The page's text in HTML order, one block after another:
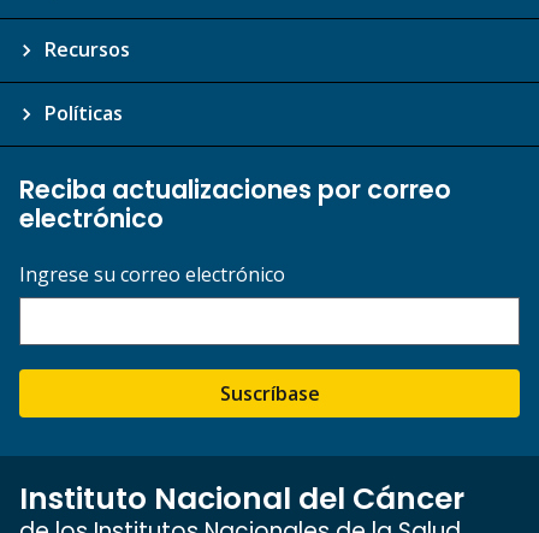
Recursos
Políticas
Reciba actualizaciones por correo
electrónico
Ingrese su correo electrónico
Suscríbase
Instituto Nacional del Cáncer